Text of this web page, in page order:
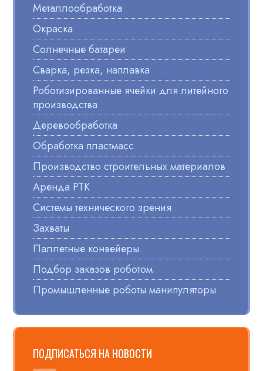
Металлообработка
Окраска
Солнечные батареи
Сварка, резка, наплавка
Роботизированные ячейки для литейного
производства
Деревообработка
Обработка пластмасс
Производство строительных материалов
Аренда РТК
Системы технического зрения
Захваты
Паллетные конвейеры
Подбор заказов роботом
Промышленные роботы манипуляторы
ПОДПИСАТЬСЯ НА НОВОСТИ